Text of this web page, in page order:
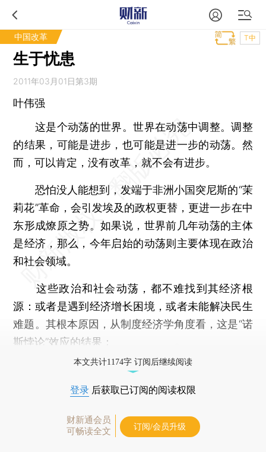
中国改革 T中
生于忧患
2011年03月01日第3期
叶伟强
这是个动荡的世界。世界在动荡中调整。调整
的结果，可能是进步，也可能是进一步的动荡。然
而，可以肯定，没有改革，就不会有进步。
恐怕没人能想到，发端于非洲小国突尼斯的“茉
莉花”革命，会引发埃及的政权更替，更进一步在中
东形成燎原之势。如果说，世界前几年动荡的主体
是经济，那么，今年启始的动荡则主要体现在政治
和社会领域。
这些政治和社会动荡，都不难找到其经济根
源：或者是遇到经济增长困境，或者未能解决民生
难题。其根本原因，从制度经济学角度看，这是“诺
斯悖论”效应的结果：
本文共计1174字 订阅后继续阅读
登录 后获取已订阅的阅读权限
财新通会员
可畅读全文
订阅/会员升级